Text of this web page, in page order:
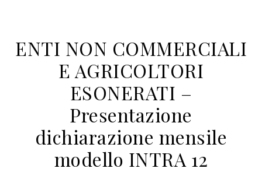
ENTI NON COMMERCIALI
E AGRICOLTORI
ESONERATI –
Presentazione
dichiarazione mensile
modello INTRA 12